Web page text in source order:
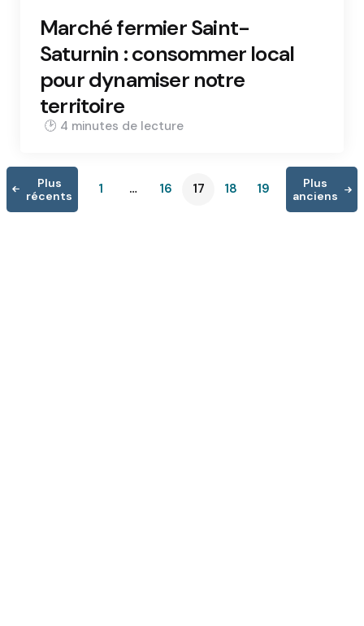
Marché fermier Saint-
Saturnin : consommer local
pour dynamiser notre
territoire
4 min
Plus
récents
1 … 16 17 18 19
Plus
anciens